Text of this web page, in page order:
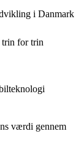
i Danmark
trin for trin
værdi gennem